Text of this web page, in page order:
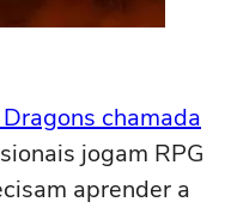
chamada
jogam RPG
aprender a